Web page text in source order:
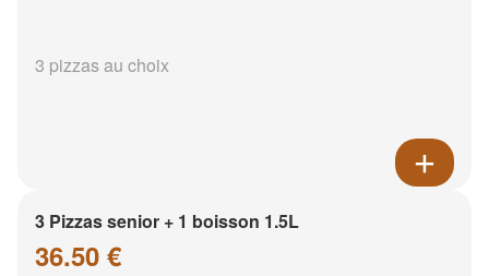
3 pizzas au choix
3 Pizzas senior + 1 boisson 1.5L
36.50 €